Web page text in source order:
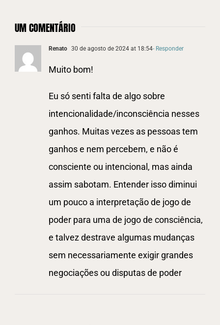
UM COMENTÁRIO
Renato 30 de agosto de 2024 at 18:54- Responder
Muito bom!
Eu só senti falta de algo sobre
intencionalidade/inconsciência nesses
ganhos. Muitas vezes as pessoas tem
ganhos e nem percebem, e não é
consciente ou intencional, mas ainda
assim sabotam. Entender isso diminui
um pouco a interpretação de jogo de
poder para uma de jogo de consciência,
e talvez destrave algumas mudanças
sem necessariamente exigir grandes
negociações ou disputas de poder